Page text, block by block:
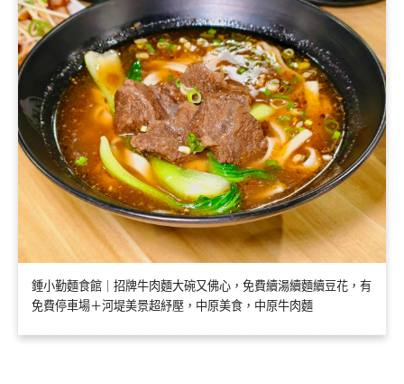
鍾小勤麵食館｜招牌牛肉麵大碗又佛心，免費續湯續麵續豆花，有
免費停車場＋河堤美景超紓壓，中原美食，中原牛肉麵